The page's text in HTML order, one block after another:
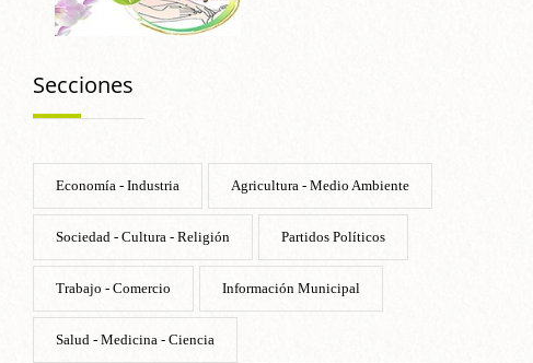
Secciones
Economía - Industria Agricultura - Medio Ambiente
Sociedad - Cultura - Religión Partidos Políticos
Trabajo - Comercio Información Municipal
Salud - Medicina - Ciencia